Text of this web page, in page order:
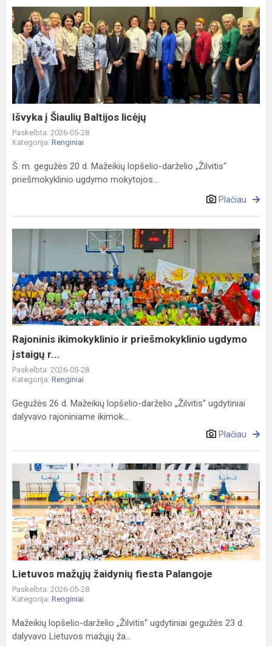
Išvyka
į
Šiaulių
Baltijos
licėjų
Išvyka į Šiaulių Baltijos licėjų
Paskelbta: 2026-05-28
Kategorija: Renginiai
Š. m. gegužės 20 d. Mažeikių lopšelio-darželio „Žilvitis“
priešmokyklinio ugdymo mokytojos...
Plačiau
Rajoninis
ikimokyklinio
priešmokyklinio
ugdymo
įstaigų
r...
Rajoninis ikimokyklinio ir priešmokyklinio ugdymo
įstaigų r...
Paskelbta: 2026-05-28
Kategorija: Renginiai
Gegužės 26 d. Mažeikių lopšelio-darželio „Žilvitis“ ugdytiniai
dalyvavo rajoniniame ikimok...
Plačiau
Lietuvos
mažųjų
žaidynių
fiesta
Palangoje
Lietuvos mažųjų žaidynių fiesta Palangoje
Paskelbta: 2026-05-28
Kategorija: Renginiai
Mažeikių lopšelio-darželio „Žilvitis“ ugdytiniai gegužės 23 d.
dalyvavo Lietuvos mažųjų ža...